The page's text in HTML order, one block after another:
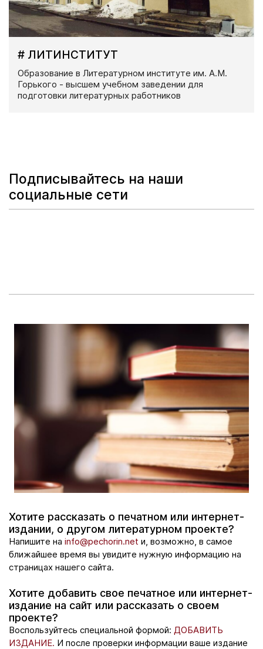
# ЛИТИНСТИТУТ
Образование в Литературном институте им. А.М.
Горького - высшем учебном заведении для
подготовки литературных работников
Подписывайтесь на наши
социальные сети
Хотите рассказать о печатном или интернет-
издании, о другом литературном проекте?
Напишите на info@pechorin.net и, возможно, в самое
ближайшее время вы увидите нужную информацию на
страницах нашего сайта.
Хотите добавить свое печатное или интернет-
издание на сайт или рассказать о своем
проекте?
Воспользуйтесь специальной формой: ДОБАВИТЬ
ИЗДАНИЕ. И после проверки информации ваше издание